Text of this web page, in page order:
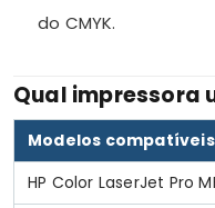
do CMYK.
Qual impressora
Modelos compatíveis
HP Color LaserJet Pro